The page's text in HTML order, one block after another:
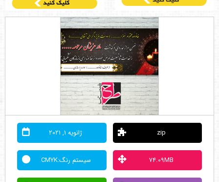
zip ژانویه 1, 2021
74.09MB سیستم رنگ:CMYK